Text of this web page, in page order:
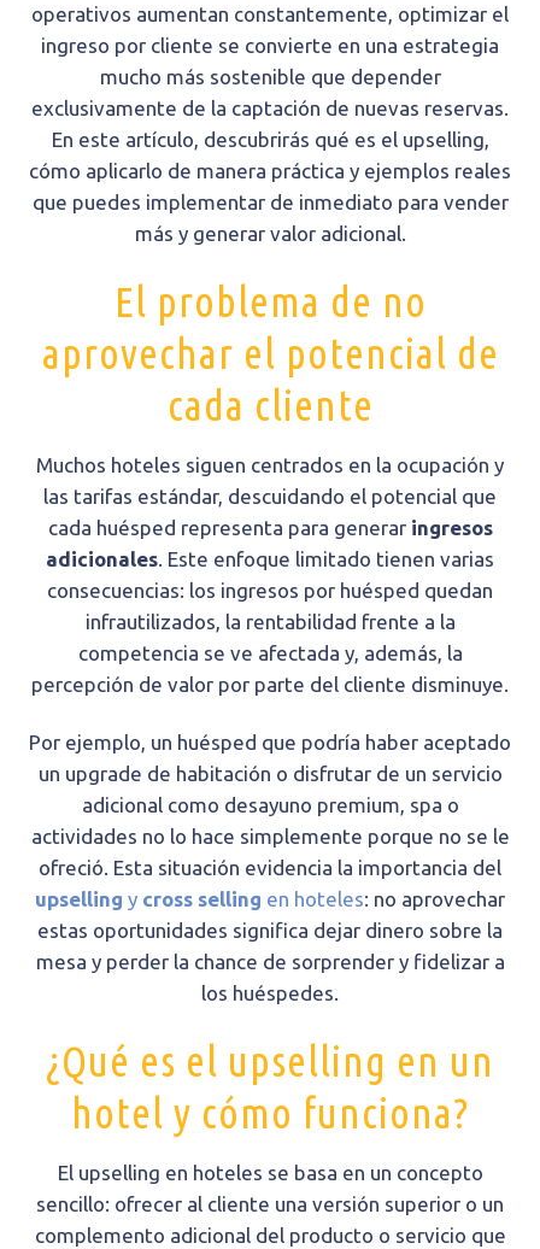
operativos aumentan constantemente, optimizar el
ingreso por cliente se convierte en una estrategia
mucho más sostenible que depender
exclusivamente de la captación de nuevas reservas.
En este artículo, descubrirás qué es el upselling,
cómo aplicarlo de manera práctica y ejemplos reales
que puedes implementar de inmediato para vender
más y generar valor adicional.
El problema de no
aprovechar el potencial de
cada cliente
Muchos hoteles siguen centrados en la ocupación y
las tarifas estándar, descuidando el potencial que
cada huésped representa para generar ingresos
adicionales. Este enfoque limitado tienen varias
consecuencias: los ingresos por huésped quedan
infrautilizados, la rentabilidad frente a la
competencia se ve afectada y, además, la
percepción de valor por parte del cliente disminuye.
Por ejemplo, un huésped que podría haber aceptado
un upgrade de habitación o disfrutar de un servicio
adicional como desayuno premium, spa o
actividades no lo hace simplemente porque no se le
ofreció. Esta situación evidencia la importancia del
upselling y cross selling en hoteles: no aprovechar
estas oportunidades significa dejar dinero sobre la
mesa y perder la chance de sorprender y fidelizar a
los huéspedes.
¿Qué es el upselling en un
hotel y cómo funciona?
El upselling en hoteles se basa en un concepto
sencillo: ofrecer al cliente una versión superior o un
complemento adicional del producto o servicio que